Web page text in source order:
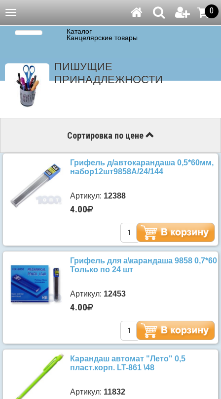
Навигация 0
Каталог
Канцелярские товары
ПИШУЩИЕ
ПРИНАДЛЕЖНОСТИ
Сортировка по цене
Грифель д/автокарандаша 0,5*60мм,
набор12шт9858А/24/144
Артикул: 12388
4.00
Грифель для а\карандаша 9858 0,7*60
Только по 24 шт
Артикул: 12453
4.00
Карандаш автомат "Лето" 0,5
пласт.корп. LT-861 \48
Артикул: 11832